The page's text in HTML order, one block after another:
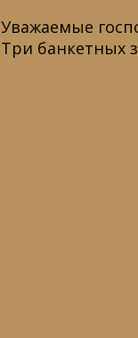
Уважаемые
Три банкетных